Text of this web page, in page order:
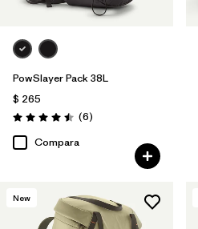
PowSlayer Pack 38L
$ 265
Valoración: 4.5 / 5
(6Comentarios
)
Compara
New